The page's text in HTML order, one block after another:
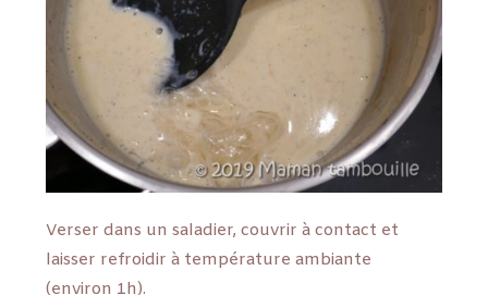
Verser dans un saladier, couvrir à contact et
laisser refroidir à température ambiante
(environ 1h).